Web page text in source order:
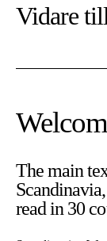
Vidare till
The main
Scandinavia,
read in 30
På denna sajt
att